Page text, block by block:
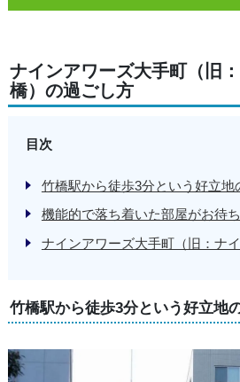
ナインアワーズ大手町（旧
橋）の過ごし方
目次
竹橋駅から徒歩3分という好立地
機能的で落ち着いた部屋がお待
ナインアワーズ大手町（旧：ナ
竹橋駅から徒歩3分という好立地